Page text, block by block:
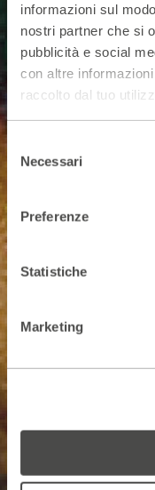
informazioni sul
nostri partner che si
pubblicità e social
con altre
raccolto dal tuo
delNecessari
Preferenze
Statistiche
Marketing